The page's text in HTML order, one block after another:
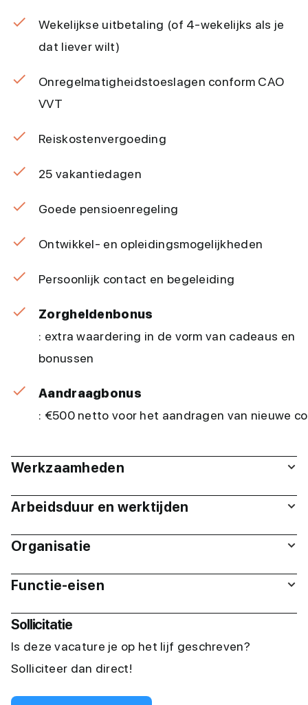
Wekelijkse uitbetaling (of 4-wekelijks als je
dat liever wilt)
Onregelmatigheidstoeslagen conform CAO
VVT
Reiskostenvergoeding
25 vakantiedagen
Goede pensioenregeling
Ontwikkel- en opleidingsmogelijkheden
Persoonlijk contact en begeleiding
Zorgheldenbonus
: extra waardering in de vorm van cadeaus en
bonussen
Aandraagbonus
: €500 netto voor het aandragen van nieuwe
Werkzaamheden
Arbeidsduur en werktijden
Organisatie
Functie-eisen
Sollicitatie
Is deze vacature je op het lijf geschreven?
Solliciteer dan direct!